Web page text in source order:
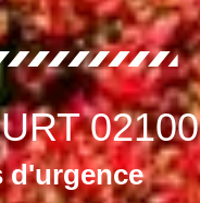
02100
d'urgence